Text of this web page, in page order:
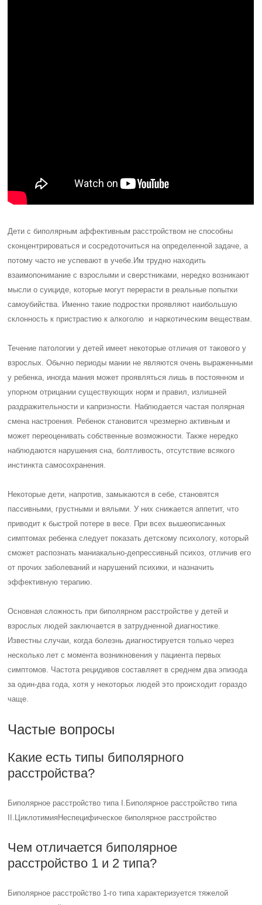
Дети с биполярным аффективным расстройством не способны
сконцентрироваться и сосредоточиться на определенной задаче, а
потому часто не успевают в учебе.Им трудно находить
взаимопонимание с взрослыми и сверстниками, нередко возникают
мысли о суициде, которые могут перерасти в реальные попытки
самоубийства. Именно такие подростки проявляют наибольшую
склонность к пристрастию к алкоголю и наркотическим веществам.
Течение патологии у детей имеет некоторые отличия от такового у
взрослых. Обычно периоды мании не являются очень выраженными
у ребенка, иногда мания может проявляться лишь в постоянном и
упорном отрицании существующих норм и правил, излишней
раздражительности и капризности. Наблюдается частая полярная
смена настроения. Ребенок становится чрезмерно активным и
может переоценивать собственные возможности. Также нередко
наблюдаются нарушения сна, болтливость, отсутствие всякого
инстинкта самосохранения.
Некоторые дети, напротив, замыкаются в себе, становятся
пассивными, грустными и вялыми. У них снижается аппетит, что
приводит к быстрой потере в весе. При всех вышеописанных
симптомах ребенка следует показать детскому психологу, который
сможет распознать маниакально-депрессивный психоз, отличив его
от прочих заболеваний и нарушений психики, и назначить
эффективную терапию.
Основная сложность при биполярном расстройстве у детей и
взрослых людей заключается в затрудненной диагностике.
Известны случаи, когда болезнь диагностируется только через
несколько лет с момента возникновения у пациента первых
симптомов. Частота рецидивов составляет в среднем два эпизода
за один-два года, хотя у некоторых людей это происходит гораздо
чаще.
Частые вопросы
Какие есть типы биполярного
расстройства?
Биполярное расстройство типа I.Биполярное расстройство типа
II.ЦиклотимияНеспецифическое биполярное расстройство
Чем отличается биполярное
расстройство 1 и 2 типа?
Биполярное расстройство 1-го типа характеризуется тяжелой